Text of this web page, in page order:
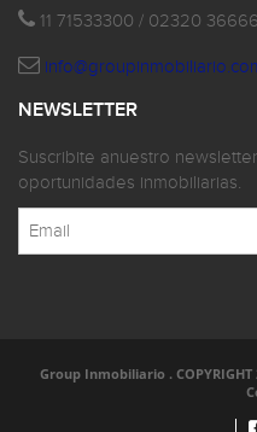
11 71533300 / 02320
NEWSLETTER
Suscribite anuestro
oportunidades inmobiliarias.
Group Inmobiliario .